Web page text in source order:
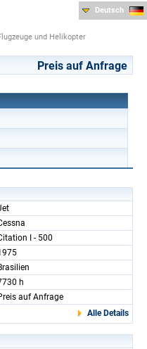
und Helikopter
Deutsch
Preis auf Anfrage
I - 500
h
auf Anfrage
Alle Details